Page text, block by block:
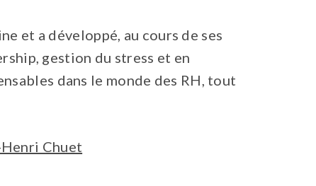
et a développé, au cours de ses
gestion du stress et en
dans le monde des RH, tout
Chuet